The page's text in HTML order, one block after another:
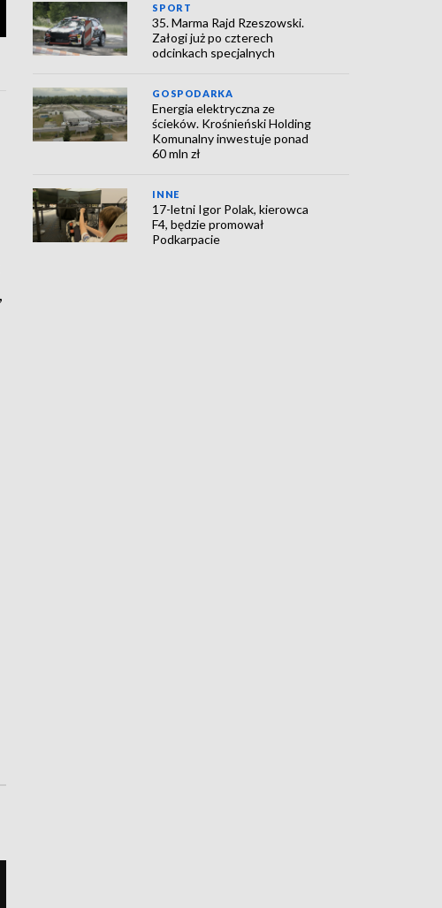
SPORT
35. Marma Rajd Rzeszowski.
Załogi już po czterech
odcinkach specjalnych
GOSPODARKA
Energia elektryczna ze
ścieków. Krośnieński Holding
Komunalny inwestuje ponad
60 mln zł
INNE
17-letni Igor Polak, kierowca
F4, będzie promował
Podkarpacie